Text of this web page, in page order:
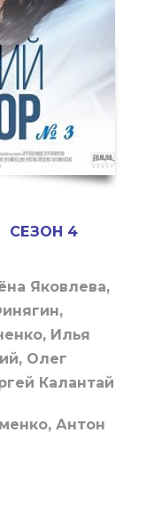
СЕЗОН 4
Яковлева,
Илья
Олег
Калантай
Антон